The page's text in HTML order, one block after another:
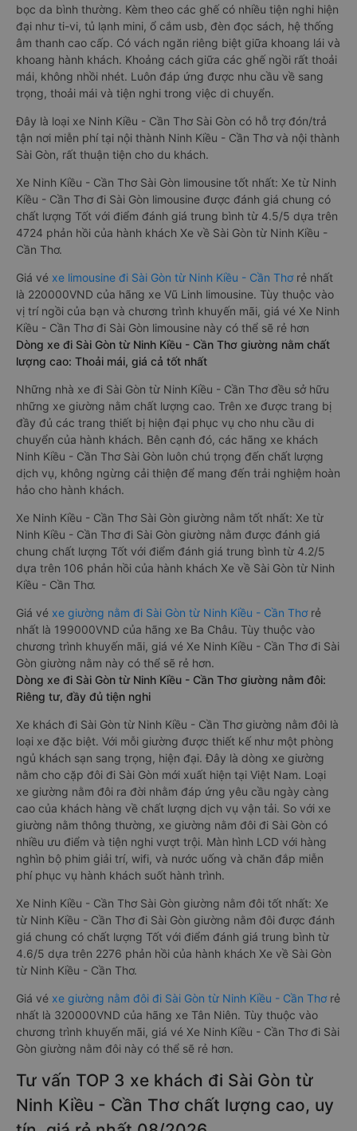
bọc da bình thường. Kèm theo các ghế có nhiều tiện nghi hiện
đại như ti-vi, tủ lạnh mini, ổ cắm usb, đèn đọc sách, hệ thống
âm thanh cao cấp. Có vách ngăn riêng biệt giữa khoang lái và
khoang hành khách. Khoảng cách giữa các ghế ngồi rất thoải
mái, không nhồi nhét. Luôn đáp ứng được nhu cầu về sang
trọng, thoải mái và tiện nghi trong việc di chuyển.
Đây là loại xe Ninh Kiều - Cần Thơ Sài Gòn có hỗ trợ đón/trả
tận nơi miễn phí tại nội thành Ninh Kiều - Cần Thơ và nội thành
Sài Gòn, rất thuận tiện cho du khách.
Xe Ninh Kiều - Cần Thơ Sài Gòn limousine tốt nhất: Xe từ Ninh
Kiều - Cần Thơ đi Sài Gòn limousine được đánh giá chung có
chất lượng Tốt với điểm đánh giá trung bình từ 4.5/5 dựa trên
4724 phản hồi của hành khách Xe về Sài Gòn từ Ninh Kiều -
Cần Thơ.
Giá vé xe limousine đi Sài Gòn từ Ninh Kiều - Cần Thơrẻ nhất
là 220000VND của hãng xe Vũ Linh limousine. Tùy thuộc vào
vị trí ngồi của bạn và chương trình khuyến mãi, giá vé Xe Ninh
Kiều - Cần Thơ đi Sài Gòn limousine này có thể sẽ rẻ hơn
Dòng xe đi Sài Gòn từ Ninh Kiều - Cần Thơ giường nằm chất
lượng cao: Thoải mái, giá cả tốt nhất
Những nhà xe đi Sài Gòn từ Ninh Kiều - Cần Thơ đều sở hữu
những xe giường nằm chất lượng cao. Trên xe được trang bị
đầy đủ các trang thiết bị hiện đại phục vụ cho nhu cầu di
chuyển của hành khách. Bên cạnh đó, các hãng xe khách
Ninh Kiều - Cần Thơ Sài Gòn luôn chú trọng đến chất lượng
dịch vụ, không ngừng cải thiện để mang đến trải nghiệm hoàn
hảo cho hành khách.
Xe Ninh Kiều - Cần Thơ Sài Gòn giường nằm tốt nhất: Xe từ
Ninh Kiều - Cần Thơ đi Sài Gòn giường nằm được đánh giá
chung chất lượng Tốt với điểm đánh giá trung bình từ 4.2/5
dựa trên 106 phản hồi của hành khách Xe về Sài Gòn từ Ninh
Kiều - Cần Thơ.
Giá vé xe giường nằm đi Sài Gòn từ Ninh Kiều - Cần Thơ rẻ
nhất là 199000VND của hãng xe Ba Châu. Tùy thuộc vào
chương trình khuyến mãi, giá vé Xe Ninh Kiều - Cần Thơ đi Sài
Gòn giường nằm này có thể sẽ rẻ hơn.
Dòng xe đi Sài Gòn từ Ninh Kiều - Cần Thơ giường nằm đôi:
Riêng tư, đầy đủ tiện nghi
Xe khách đi Sài Gòn từ Ninh Kiều - Cần Thơ giường nằm đôi là
loại xe đặc biệt. Với mỗi giường được thiết kế như một phòng
ngủ khách sạn sang trọng, hiện đại. Đây là dòng xe giường
nằm cho cặp đôi đi Sài Gòn mới xuất hiện tại Việt Nam. Loại
xe giường nằm đôi ra đời nhằm đáp ứng yêu cầu ngày càng
cao của khách hàng về chất lượng dịch vụ vận tải. So với xe
giường nằm thông thường, xe giường nằm đôi đi Sài Gòn có
nhiều ưu điểm và tiện nghi vượt trội. Màn hình LCD với hàng
nghìn bộ phim giải trí, wifi, và nước uống và chăn đắp miễn
phí phục vụ hành khách suốt hành trình.
Xe Ninh Kiều - Cần Thơ Sài Gòn giường nằm đôi tốt nhất: Xe
từ Ninh Kiều - Cần Thơ đi Sài Gòn giường nằm đôi được đánh
giá chung có chất lượng Tốt với điểm đánh giá trung bình từ
4.6/5 dựa trên 2276 phản hồi của hành khách Xe về Sài Gòn
từ Ninh Kiều - Cần Thơ.
Giá vé xe giường nằm đôi đi Sài Gòn từ Ninh Kiều - Cần Thơ rẻ
nhất là 320000VND của hãng xe Tân Niên. Tùy thuộc vào
chương trình khuyến mãi, giá vé Xe Ninh Kiều - Cần Thơ đi Sài
Gòn giường nằm đôi này có thể sẽ rẻ hơn.
Tư vấn TOP 3 xe khách đi Sài Gòn từ
Ninh Kiều - Cần Thơ chất lượng cao, uy